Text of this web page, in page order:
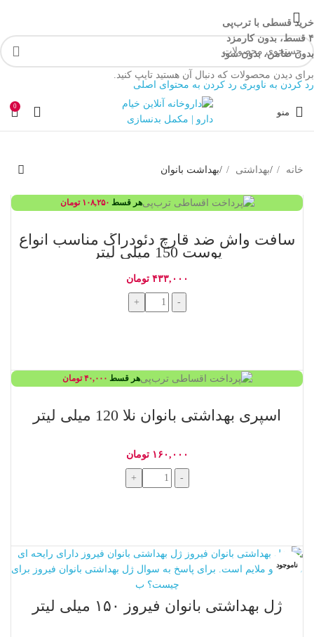
خرید قسطی با ترب‌پی
۴ قسط، بدون کارمزد
بدون ضامن، بدون سود
رد کردن به ناوبری رد کردن به محتوای اصلی
منو
0
خانه /بهداشتی /بهداشت بانوان
هر قسط ۱۰۸,۲۵۰ تومان
سافت واش ضد قارچ دئودراگ مناسب انواع
پوست 150 میلی لیتر
۴۳۳,۰۰۰ تومان
-
+
هر قسط ۴۰,۰۰۰ تومان
اسپری بهداشتی بانوان نلا 120 میلی لیتر
۱۶۰,۰۰۰ تومان
-
+
ناموجود
ژل بهداشتی بانوان فیروز ۱۵۰ میلی لیتر
برای دیدن محصولات که دنبال آن هستید تایپ کنید.